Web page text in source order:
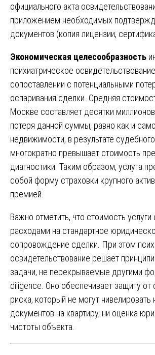
официального акта
приложением необходимых
документов (копия лицензии,
Экономическая целесообразность
психиатрическое
сопоставлении с потенциальными
оспаривания сделки. Средняя
Москве составляет десятки
потеря данной суммы, равно как и
недвижимости, в результате
многократно превышает стоимость
диагностики. Таким образом, услуга
собой форму страховки крупного
премией.
Важно отметить, что стоимость
расходами на стандартное
сопровождение сделки. При этом
освидетельствование решает
задачи, не перекрываемые другими
diligence. Оно обеспечивает защиту от
риска, который не могут нивелировать
документов на квартиру, ни оценка
чистоты объекта.